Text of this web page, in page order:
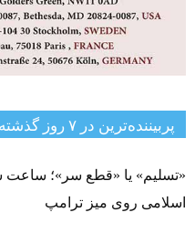
پربیننده‌ترین‌ در ۷ روز گذشته
«تسلیم» یا «قطع سر»؛
اسلامی روی میز ترامپ